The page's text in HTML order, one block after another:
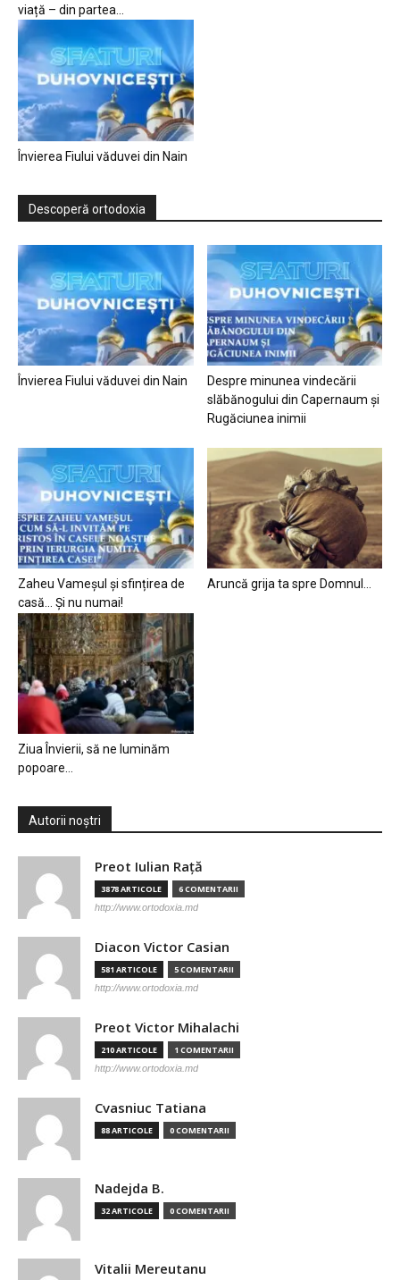
viață – din partea...
Învierea Fiului văduvei din Nain
Descoperă ortodoxia
Învierea Fiului văduvei din Nain
Despre minunea vindecării
slăbănogului din Capernaum și
Rugăciunea inimii
Zaheu Vameșul și sfințirea de
casă… Și nu numai!
Aruncă grija ta spre Domnul…
Ziua Învierii, să ne luminăm
popoare…
Autorii noștri
Preot Iulian Raţă
3878 ARTICOLE 6 COMENTARII
http://www.ortodoxia.md
Diacon Victor Casian
581 ARTICOLE 5 COMENTARII
http://www.ortodoxia.md
Preot Victor Mihalachi
210 ARTICOLE 1 COMENTARII
http://www.ortodoxia.md
Cvasniuc Tatiana
88 ARTICOLE 0 COMENTARII
Nadejda B.
32 ARTICOLE 0 COMENTARII
Vitalii Mereutanu